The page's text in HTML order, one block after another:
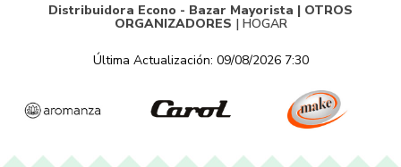
Distribuidora Econo - Bazar Mayorista | OTROS
ORGANIZADORES | HOGAR
Última Actualización: 09/08/2026 7:30